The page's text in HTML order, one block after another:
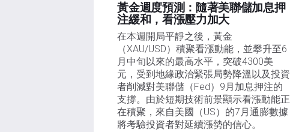
黃金週度預測：隨著美聯儲加息押
注緩和，看漲壓力加大
在本週開局平靜之後，黃金
（XAU/USD）積聚看漲動能，並攀升至6
月中旬以來的最高水平，突破4300美
元，受到地緣政治緊張局勢降溫以及投資
者削減對美聯儲（Fed）9月加息押注的
支撐。由於短期技術前景顯示看漲動能正
在積聚，來自美國（US）的7月通膨數據
將考驗投資者對延續漲勢的信心。